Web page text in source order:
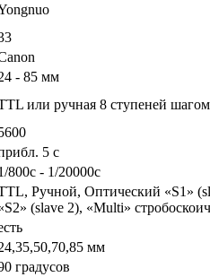
- 85 мм
или ручная 8 ступеней
5 с
800с - 1/20000с
Ручной, Оптический «S1»
(slave 2), «Multi»
мм
градусов